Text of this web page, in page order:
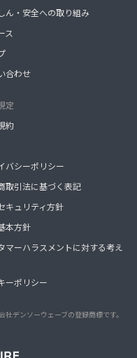
ん・安全への取り組み
ス
合わせ
定
約
バシーポリシー
取引法に基づく表記
キュリティ方針
本方針
マーハラスメントに対する考え
ーポリシー
社デンソーウェーブの登録商標です。